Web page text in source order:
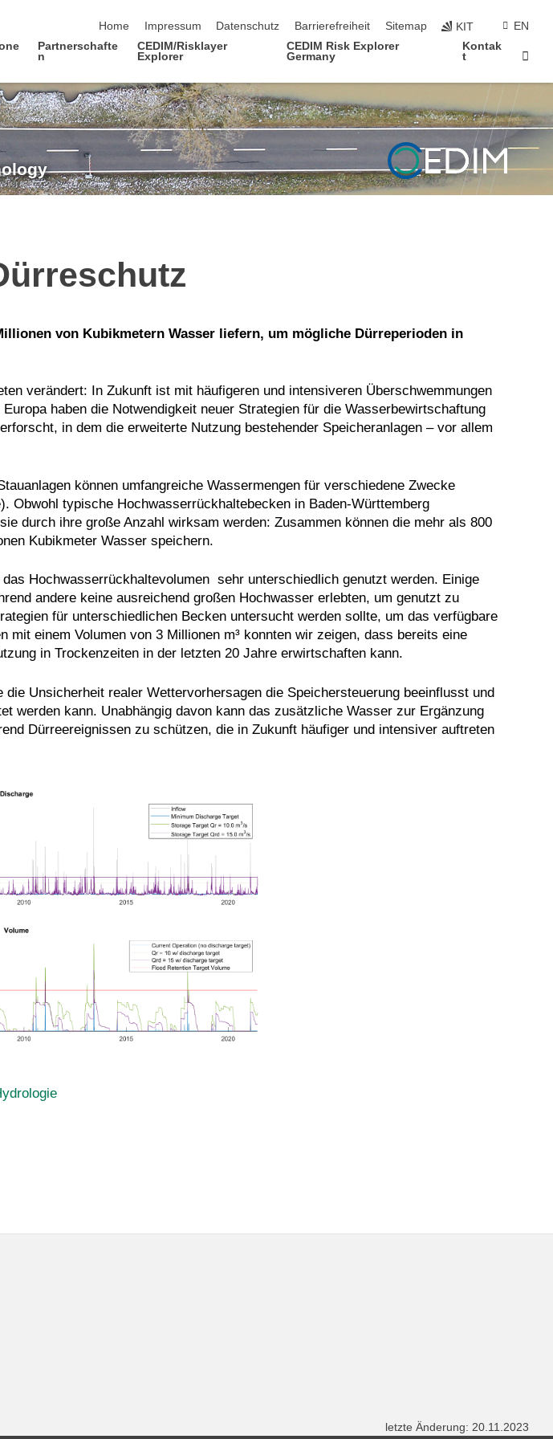
Home
Impressum Datenschutz Barrierefreiheit Sitemap KIT
EN
Partnerschafte
n
CEDIM/Risklayer
Explorer
CEDIM Risk Explorer
Germany
Kontak
t
von Kubikmetern Wasser liefern, um mögliche Dürreperioden in
verändert: In Zukunft ist mit häufigeren und intensiveren Überschwemmungen
haben die Notwendigkeit neuer Strategien für die Wasserbewirtschaftung
in dem die erweiterte Nutzung bestehender Speicheranlagen – vor allem
können umfangreiche Wassermengen für verschiedene Zwecke
typische Hochwasserrückhaltebecken in Baden-Württemberg
durch ihre große Anzahl wirksam werden: Zusammen können die mehr als 800
Kubikmeter Wasser speichern.
Hochwasserrückhaltevolumen sehr unterschiedlich genutzt werden. Einige
andere keine ausreichend großen Hochwasser erlebten, um genutzt zu
für unterschiedlichen Becken untersucht werden sollte, um das verfügbare
einem Volumen von 3 Millionen m³ konnten wir zeigen, dass bereits eine
in Trockenzeiten in der letzten 20 Jahre erwirtschaften kann.
Unsicherheit realer Wettervorhersagen die Speichersteuerung beeinflusst und
werden kann. Unabhängig davon kann das zusätzliche Wasser zur Ergänzung
Dürreereignissen zu schützen, die in Zukunft häufiger und intensiver auftreten
letzte Änderung: 20.11.2023